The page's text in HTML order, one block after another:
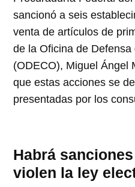
sancionó a seis
venta de artículos de
de la Oficina de
(ODECO), Miguel Ángel
que estas acciones se
presentadas por los
Habrá
violen la ley